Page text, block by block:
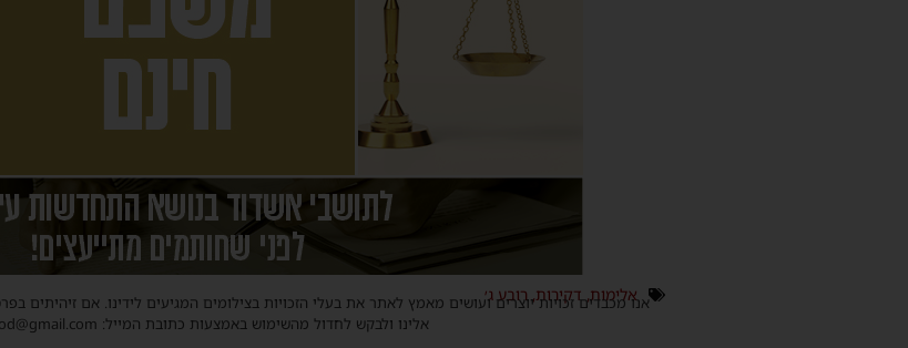
אלימות,דקירות,רובע ג׳
אנו מכבדים זכויות יוצרים ועושים מאמץ לאתר את בעלי הזכויות בצילומים המגיעים לידינו. אם זיהיתים
אלינו ולבקש לחדול מהשימוש באמצעות כתובת המייל: haredim.ashdod@gmail.com